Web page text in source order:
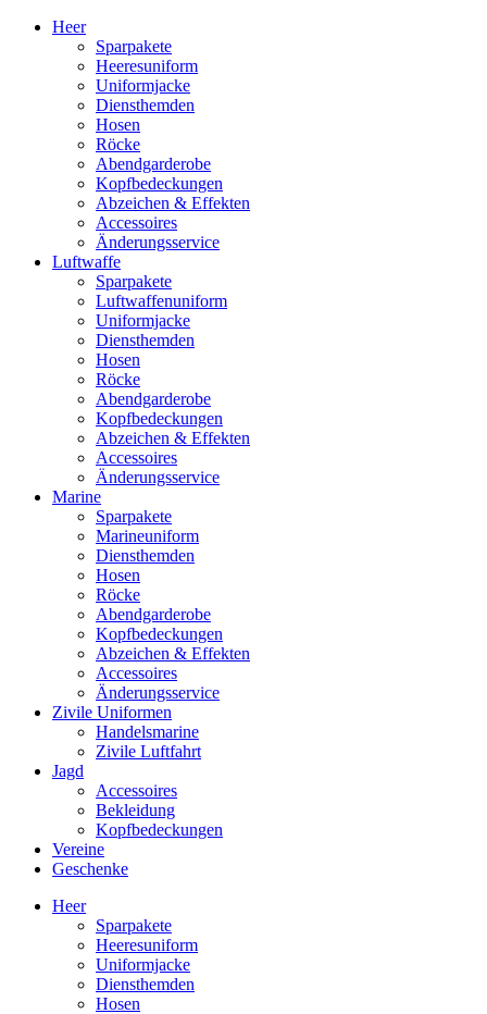
Heer
Sparpakete
Heeresuniform
Uniformjacke
Diensthemden
Hosen
Röcke
Abendgarderobe
Kopfbedeckungen
Abzeichen & Effekten
Accessoires
Änderungsservice
Luftwaffe
Sparpakete
Luftwaffenuniform
Uniformjacke
Diensthemden
Hosen
Röcke
Abendgarderobe
Kopfbedeckungen
Abzeichen & Effekten
Accessoires
Änderungsservice
Marine
Sparpakete
Marineuniform
Diensthemden
Hosen
Röcke
Abendgarderobe
Kopfbedeckungen
Abzeichen & Effekten
Accessoires
Änderungsservice
Zivile Uniformen
Handelsmarine
Zivile Luftfahrt
Jagd
Accessoires
Bekleidung
Kopfbedeckungen
Vereine
Geschenke
Heer
Sparpakete
Heeresuniform
Uniformjacke
Diensthemden
Hosen